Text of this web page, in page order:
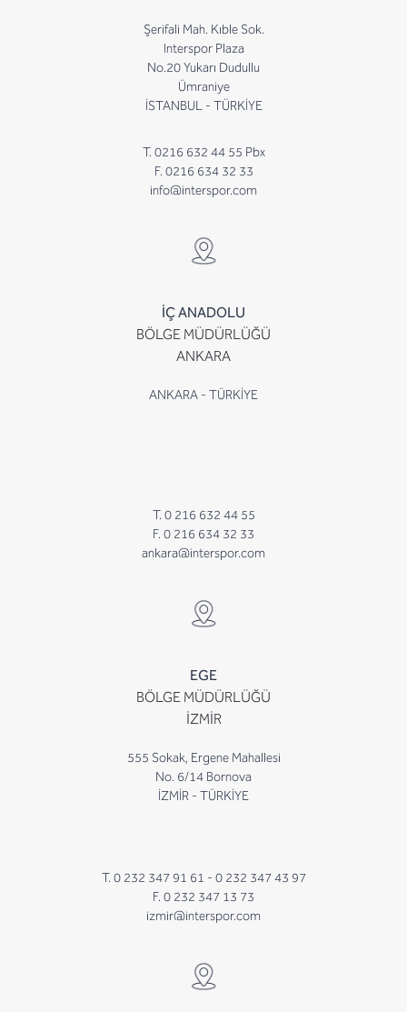
Şerifali Mah. Kıble Sok.
Interspor Plaza
No.20 Yukarı Dudullu
Ümraniye
İSTANBUL - TÜRKİYE
T. 0216 632 44 55 Pbx
F. 0216 634 32 33
info@interspor.com
İÇ ANADOLU
BÖLGE MÜDÜRLÜĞÜ
ANKARA
ANKARA - TÜRKİYE
T. 0 216 632 44 55
F. 0 216 634 32 33
ankara@interspor.com
EGE
BÖLGE MÜDÜRLÜĞÜ
İZMİR
555 Sokak, Ergene Mahallesi
No. 6/14 Bornova
İZMİR - TÜRKİYE
T. 0 232 347 91 61 - 0 232 347 43 97
F. 0 232 347 13 73
izmir@interspor.com